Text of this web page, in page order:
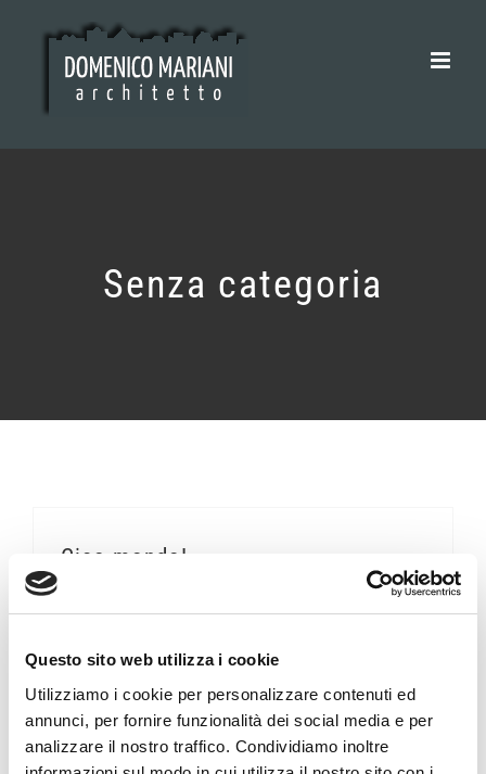
Questo sito web utilizza i cookie
Utilizziamo i cookie per personalizzare contenuti ed
annunci, per fornire funzionalità dei social media e per
analizzare il nostro traffico. Condividiamo inoltre
contenuto
Senza categoria
Ciao mondo!
Senza categoria
Benvenuto in WordPress. Questo è il tuo primo
scrivere!
Continua a leggere